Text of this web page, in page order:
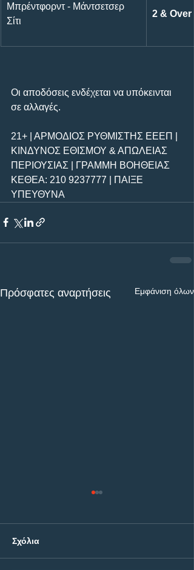
Μπρέντφορντ - Μάντσετσερ
Σίτι
2 & Over
Οι αποδόσεις ενδέχεται να υπόκεινται
σε αλλαγές.
21+ | ΑΡΜΟΔΙΟΣ ΡΥΘΜΙΣΤΗΣ ΕΕΕΠ |
ΚΙΝΔΥΝΟΣ ΕΘΙΣΜΟΥ & ΑΠΩΛΕΙΑΣ
ΠΕΡΙΟΥΣΙΑΣ | ΓΡΑΜΜΗ ΒΟΗΘΕΙΑΣ
ΚΕΘΕΑ: 210 9237777 | ΠΑΙΞΕ
ΥΠΕΥΘΥΝΑ
Πρόσφατες αναρτήσεις Εμφάνιση όλων
Σχόλια